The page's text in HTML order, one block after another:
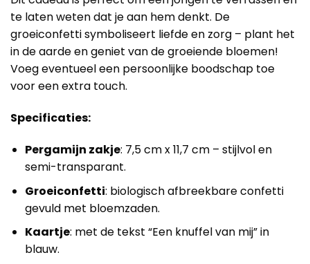
te laten weten dat je aan hem denkt. De
groeiconfetti symboliseert liefde en zorg – plant het
in de aarde en geniet van de groeiende bloemen!
Voeg eventueel een persoonlijke boodschap toe
voor een extra touch.
Specificaties:
Pergamijn zakje: 7,5 cm x 11,7 cm – stijlvol en
semi-transparant.
Groeiconfetti: biologisch afbreekbare confetti
gevuld met bloemzaden.
Kaartje: met de tekst “Een knuffel van mij” in
blauw.